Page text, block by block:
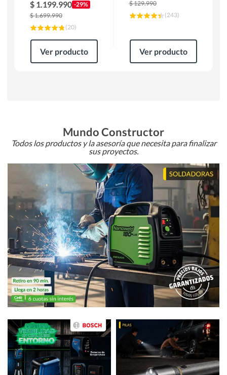
$ 1.199.990 -29%
$1.699.990
(20)
Ver producto
$129.990
(243)
Ver producto
Mundo Constructor
Todos los productos y la asesoría que necesita para finalizar
sus proyectos.